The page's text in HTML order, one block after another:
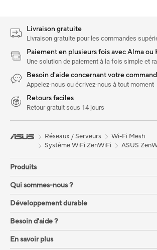
Livraison gratuite
Livraison gratuite pour les commandes
Paiement en plusieurs fois avec Alma ou
Une solution de paiement à la fois simple et
Besoin d'aide concernant votre
Appelez-nous ou écrivez-nous à tout moment
Retours faciles
Retour gratuit sous 14 jours
Réseaux / Serveurs
Wi-Fi Mesh
Système WiFi ZenWiFi
ASUS
Produits
Qui sommes-nous ?
Développement durable
Besoin d'aide ?
En savoir plus